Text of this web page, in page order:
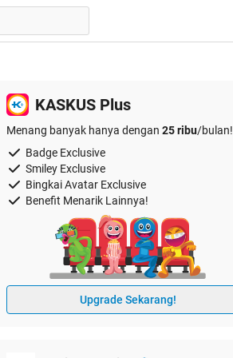
KASKUS Plus
Menang banyak hanya dengan 25 ribu/bulan!
Badge Exclusive
Smiley Exclusive
Bingkai Avatar Exclusive
Benefit Menarik Lainnya!
Upgrade Sekarang!